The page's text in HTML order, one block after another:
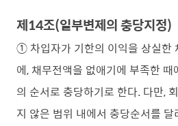
제14조(일부변제의 충당지정)
① 차입자가 기한의 이익을 상실한
에, 채무전액을 없애기에 부족한 때
의 순서로 충당하기로 한다. 다만,
지 않은 범위 내에서 충당순서를